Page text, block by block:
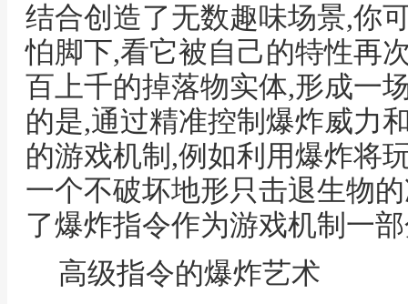
结合创造了无数趣味场景,你
怕脚下,看它被自己的特性再
百上千的掉落物实体,形成一
的是,通过精准控制爆炸威力
的游戏机制,例如利用爆炸将
一个不破坏地形只击退生物
了爆炸指令作为游戏机制一
高级指令的爆炸艺术